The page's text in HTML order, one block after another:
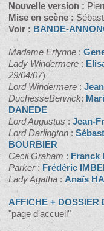
Nouvelle version :
Mise en scène :
Voir : BANDE-
Madame Erlynne :
Lady Windermere :
29/04/07)
Lord Windermere :
DuchesseBerwick:
DANEDE
Lord Augustus : Jean-
Lord Darlington :
BOURBIER
Cecil Graham : Franck
Parker: Frédéric
Lady Agatha : Anaïs
AFFICHE + DOSSIER
"page d'accueil"